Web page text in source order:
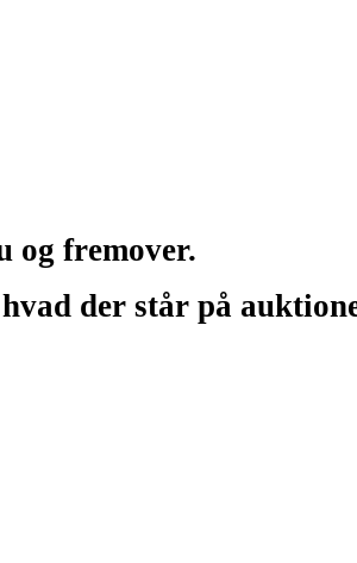
og fremover.
der står på